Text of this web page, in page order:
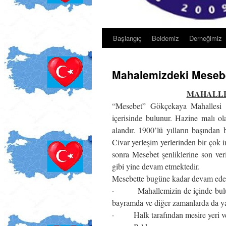
Başlangıç Beldemiz Derneğimiz
Mahalemizdeki
“Mesebet” Gökçekaya
içerisinde bulunur. Hazine malı
alandır. 1900’lü yılların
Civar yerleşim yerlerinden bir çok
sonra Mesebet şenliklerine son
gibi yine devam etmektedir.
Mesebette bugüne kadar devam
· Mahallemizin de içinde
bayramda ve diğer zamanlarda da
· Halk tarafından mesire yeri ve